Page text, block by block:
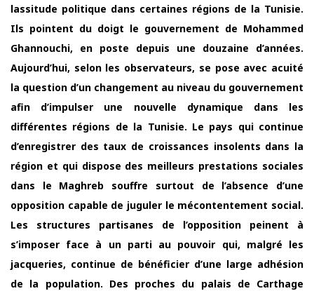
lassitude politique dans certaines régions de la Tunisie.
Ils pointent du doigt le gouvernement de Mohammed
Ghannouchi, en poste depuis une douzaine d’années.
Aujourd’hui, selon les observateurs, se pose avec acuité
la question d’un changement au niveau du gouvernement
afin d’impulser une nouvelle dynamique dans les
différentes régions de la Tunisie. Le pays qui continue
d’enregistrer des taux de croissances insolents dans la
région et qui dispose des meilleurs prestations sociales
dans le Maghreb souffre surtout de l’absence d’une
opposition capable de juguler le mécontentement social.
Les structures partisanes de l’opposition peinent à
s’imposer face à un parti au pouvoir qui, malgré les
jacqueries, continue de bénéficier d’une large adhésion
de la population. Des proches du palais de Carthage